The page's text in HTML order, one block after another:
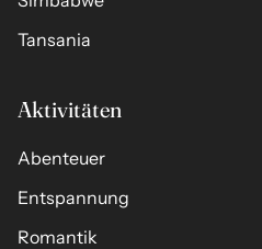
Tansania
Aktivitäten
Abenteuer
Entspannung
Romantik